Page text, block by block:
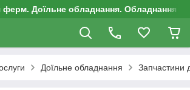
ферм. Доїльне обладнання. Обладнання
Доїльне обладнання Запчастини